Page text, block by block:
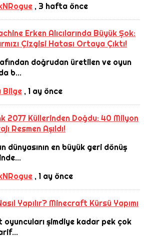
, 3 hafta önce
Erken Alıcılarında Büyük Şok:
Çizgisi Hatası Ortaya Çıktı!
doğrudan üretilen ve oyun
b...
Bilge ,1 ay önce
2077 Küllerinden Doğdu: 40 Milyon
Resmen Aşıldı!
dünyasının en büyük geri dönüş
,1 ay önce
Yapılır? Minecraft Kürsü Yapımı
şimdiye kadar pek çok